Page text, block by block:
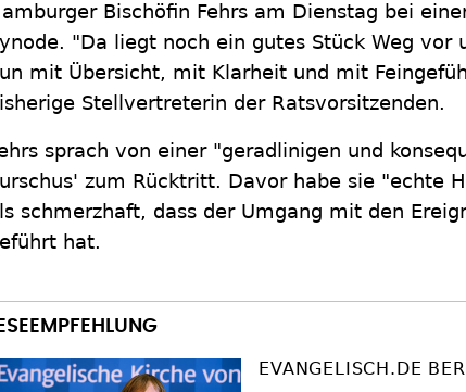
Bischöfin Fehrs am Dienstag bei
"Da liegt noch ein gutes Stück Weg vor
mit Übersicht, mit Klarheit und mit
Stellvertreterin der Ratsvorsitzenden.
sprach von einer "geradlinigen und
zum Rücktritt. Davor habe sie "echte
schmerzhaft, dass der Umgang mit den
hat.
EVANGELISCH.DE